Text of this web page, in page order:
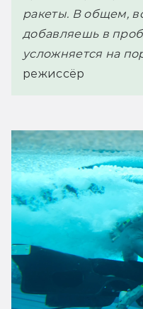
ракеты. В общем,
добавляешь в
усложняется на
режиссёр